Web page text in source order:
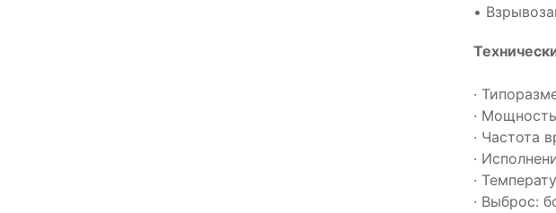
•
·
·
· Частота
·
·
· Выброс: